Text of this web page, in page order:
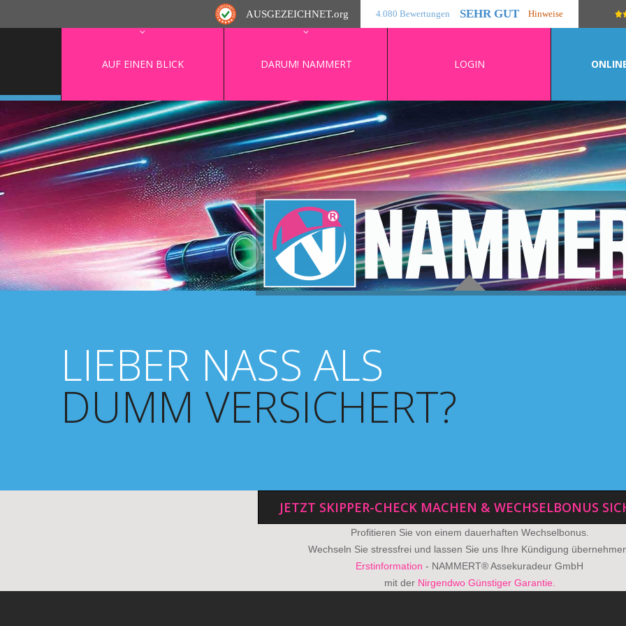
AUSGEZEICHNET.org 4.080 Bewertungen SEHR GUT Hinweise
AUF EINEN BLICK DARUM! NAMMERT LOGIN
LIEBER NASS ALS
DUMM VERSICHERT?
JETZT SKIPPER-CHECK MACHEN & WECHSELBONUS
Profitieren Sie von einem dauerhaften Wechselbonus.
Wechseln Sie stressfrei und lassen Sie uns Ihre Kündigung
Erstinformation - NAMMERT® Assekuradeur GmbH
mit der Nirgendwo Günstiger Garantie.